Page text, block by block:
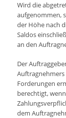
Wird die
aufgenommen,
der Höhe nach
Saldos
an den
Der
Forderungen
berechtigt,
dem